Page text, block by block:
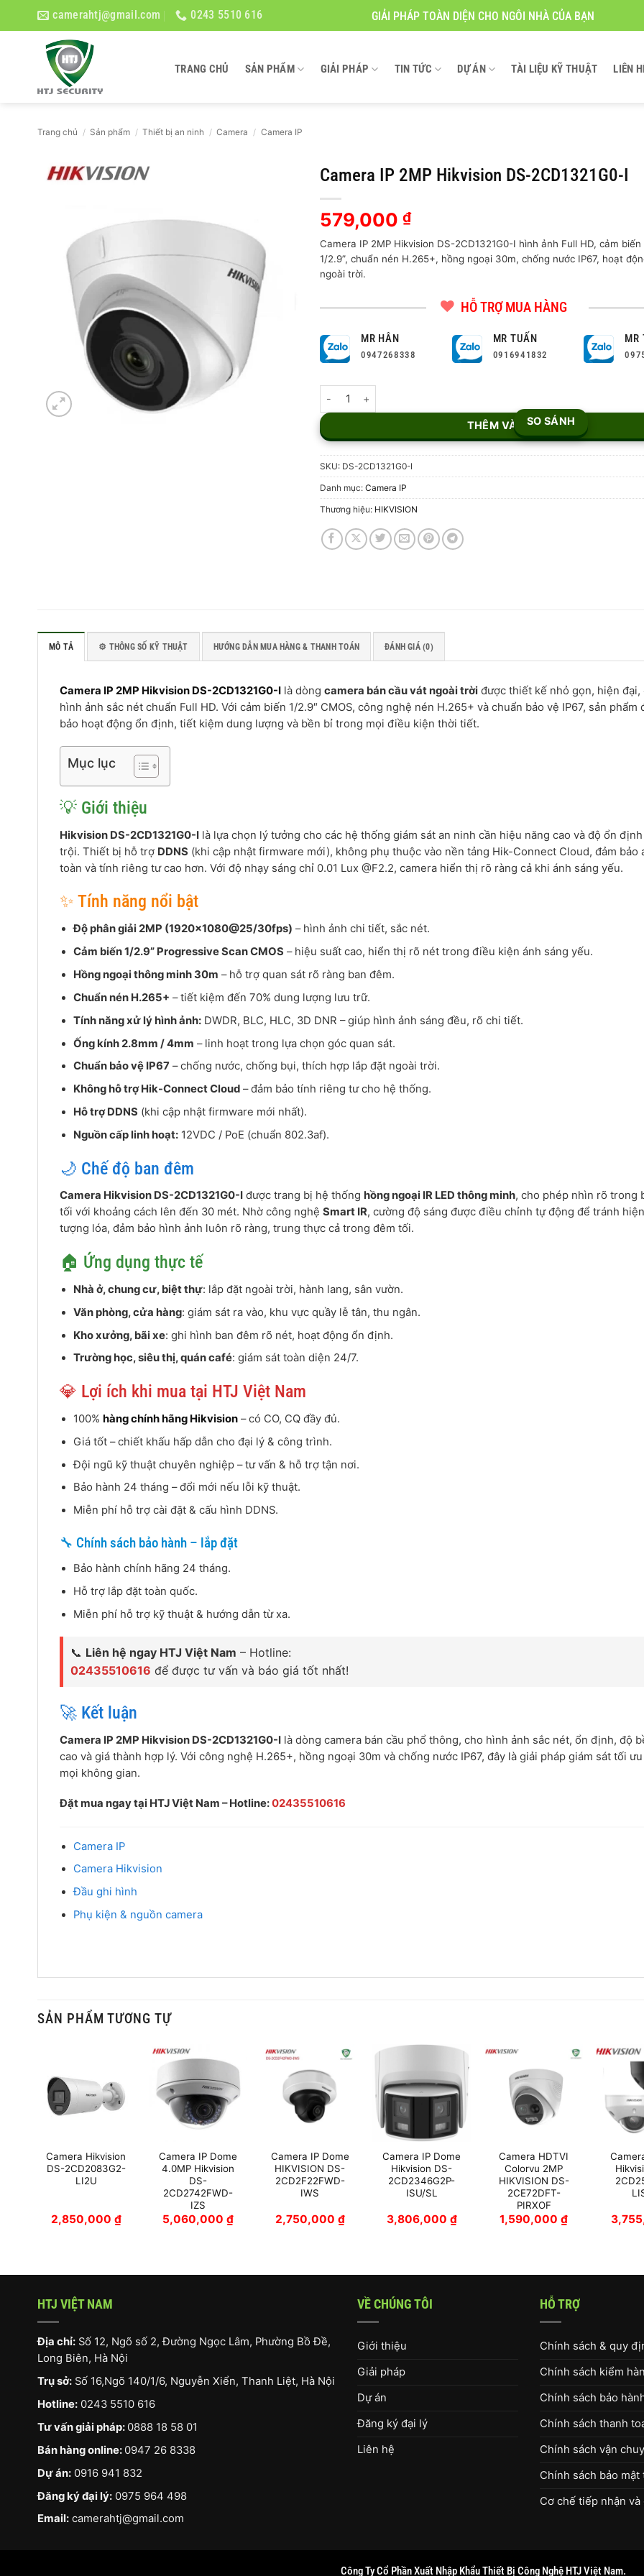
camerahtj@gmail.com 0243 5510 616 GIẢI PHÁP TOÀN DIỆN CHO NGÔI NHÀ CỦA BẠN
TRANG CHỦ SẢN PHẨM GIẢI PHÁP TIN TỨC DỰ ÁN TÀI LIỆU KỸ THUẬT LIÊN
Trang chủ / Sản phẩm / Thiết bị an ninh / Camera / Camera IP
Camera IP 2MP Hikvision DS-2CD1321G0-I
579,000₫
Camera IP 2MP Hikvision DS-2CD1321G0-I hình ảnh Full HD, cảm biến
1/2.9”, chuẩn nén H.265+, hồng ngoại 30m, chống nước IP67, hoạt
ngoài trời.
HỖ TRỢ MUA HÀNG
MR HÂN
0947268338
MR TUẤN
0916941832
MR
Camera IP 2MP Hikvision DS-2CD1321G0-I số lượng
THÊM VÀO GIỎSO SÁNH
SKU: DS-2CD1321G0-I
Danh mục:Camera IP
Thương hiệu: HIKVISION
MÔ TẢ ⚙️ THÔNG SỐ KỸ THUẬT HƯỚNG DẪN MUA HÀNG & THANH TOÁN ĐÁNH GIÁ (0)
Camera IP 2MP Hikvision DS-2CD1321G0-I là dòng camera bán cầu vát ngoài trời được thiết kế nhỏ gọn, hiện đại,
hình ảnh sắc nét chuẩn Full HD. Với cảm biến 1/2.9″ CMOS, công nghệ nén H.265+ và chuẩn bảo vệ IP67, sản phẩm
bảo hoạt động ổn định, tiết kiệm dung lượng và bền bỉ trong mọi điều kiện thời tiết.
Mục lục
💡 Giới thiệu
Hikvision DS-2CD1321G0-I là lựa chọn lý tưởng cho các hệ thống giám sát an ninh cần hiệu năng cao và độ ổn
trội. Thiết bị hỗ trợ DDNS (khi cập nhật firmware mới), không phụ thuộc vào nền tảng Hik-Connect Cloud, đảm bảo
toàn và tính riêng tư cao hơn. Với độ nhạy sáng chỉ 0.01 Lux @F2.2, camera hiển thị rõ ràng cả khi ánh sáng yếu.
✨ Tính năng nổi bật
Độ phân giải 2MP (1920×1080@25/30fps) – hình ảnh chi tiết, sắc nét.
Cảm biến 1/2.9” Progressive Scan CMOS – hiệu suất cao, hiển thị rõ nét trong điều kiện ánh sáng yếu.
Hồng ngoại thông minh 30m – hỗ trợ quan sát rõ ràng ban đêm.
Chuẩn nén H.265+ – tiết kiệm đến 70% dung lượng lưu trữ.
Tính năng xử lý hình ảnh: DWDR, BLC, HLC, 3D DNR – giúp hình ảnh sáng đều, rõ chi tiết.
Ống kính 2.8mm / 4mm – linh hoạt trong lựa chọn góc quan sát.
Chuẩn bảo vệ IP67 – chống nước, chống bụi, thích hợp lắp đặt ngoài trời.
Không hỗ trợ Hik-Connect Cloud – đảm bảo tính riêng tư cho hệ thống.
Hỗ trợ DDNS (khi cập nhật firmware mới nhất).
Nguồn cấp linh hoạt: 12VDC / PoE (chuẩn 802.3af).
🌙 Chế độ ban đêm
Camera Hikvision DS-2CD1321G0-I được trang bị hệ thống hồng ngoại IR LED thông minh, cho phép nhìn rõ trong
tối với khoảng cách lên đến 30 mét. Nhờ công nghệ Smart IR, cường độ sáng được điều chỉnh tự động để tránh hiện
tượng lóa, đảm bảo hình ảnh luôn rõ ràng, trung thực cả trong đêm tối.
🏠 Ứng dụng thực tế
Nhà ở, chung cư, biệt thự: lắp đặt ngoài trời, hành lang, sân vườn.
Văn phòng, cửa hàng: giám sát ra vào, khu vực quầy lễ tân, thu ngân.
Kho xưởng, bãi xe: ghi hình ban đêm rõ nét, hoạt động ổn định.
Trường học, siêu thị, quán café: giám sát toàn diện 24/7.
💎 Lợi ích khi mua tại HTJ Việt Nam
100%hàng chính hãng Hikvision – có CO, CQ đầy đủ.
Giá tốt – chiết khấu hấp dẫn cho đại lý & công trình.
Đội ngũ kỹ thuật chuyên nghiệp – tư vấn & hỗ trợ tận nơi.
Bảo hành 24 tháng – đổi mới nếu lỗi kỹ thuật.
Miễn phí hỗ trợ cài đặt & cấu hình DDNS.
🔧 Chính sách bảo hành – lắp đặt
Bảo hành chính hãng 24 tháng.
Hỗ trợ lắp đặt toàn quốc.
Miễn phí hỗ trợ kỹ thuật & hướng dẫn từ xa.
📞 Liên hệ ngay HTJ Việt Nam – Hotline:
02435510616 để được tư vấn và báo giá tốt nhất!
🚀 Kết luận
Camera IP 2MP Hikvision DS-2CD1321G0-I là dòng camera bán cầu phổ thông, cho hình ảnh sắc nét, ổn định, độ
cao và giá thành hợp lý. Với công nghệ H.265+, hồng ngoại 30m và chống nước IP67, đây là giải pháp giám sát tối
mọi không gian.
Đặt mua ngay tại HTJ Việt Nam – Hotline:02435510616
Camera IP
Camera Hikvision
Đầu ghi hình
Phụ kiện & nguồn camera
SẢN PHẨM TƯƠNG TỰ
Camera Hikvision
DS-2CD2083G2-
LI2U
2,850,000 ₫
Camera IP Dome
4.0MP Hikvision
DS-
2CD2742FWD-
IZS
5,060,000₫
Camera IP Dome
HIKVISION DS-
2CD2F22FWD-
IWS
2,750,000 ₫
Camera IP Dome
Hikvision DS-
2CD2346G2P-
ISU/SL
3,806,000 ₫
Camera HDTVI
Colorvu 2MP
HIKVISION DS-
2CE72DFT-
PIRXOF
1,590,000₫
HTJ VIỆT NAM
Địa chỉ: Số 12, Ngõ số 2, Đường Ngọc Lâm, Phường Bồ Đề,
Long Biên, Hà Nội
Trụ sở: Số 16,Ngõ 140/1/6, Nguyễn Xiển, Thanh Liệt, Hà Nội
Hotline: 0243 5510 616
Tư vấn giải pháp: 0888 18 58 01
Bán hàng online: 0947 26 8338
Dự án: 0916 941 832
Đăng ký đại lý: 0975 964 498
Email: camerahtj@gmail.com
VỀ CHÚNG TÔI
Giới thiệu
Giải pháp
Dự án
Đăng ký đại lý
Liên hệ
HỖ TRỢ
Chính sách & quy
Chính sách kiểm
Chính sách bảo
Chính sách thanh
Chính sách vận
Chính sách bảo mật
Cơ chế tiếp nhận
Công Ty Cổ Phần Xuất Nhập Khẩu Thiết Bị Công Nghệ HTJ Việt Nam.